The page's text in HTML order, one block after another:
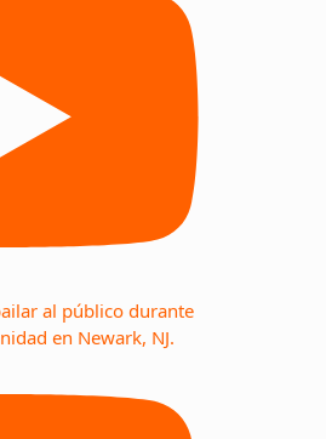
al público durante
en Newark, NJ.